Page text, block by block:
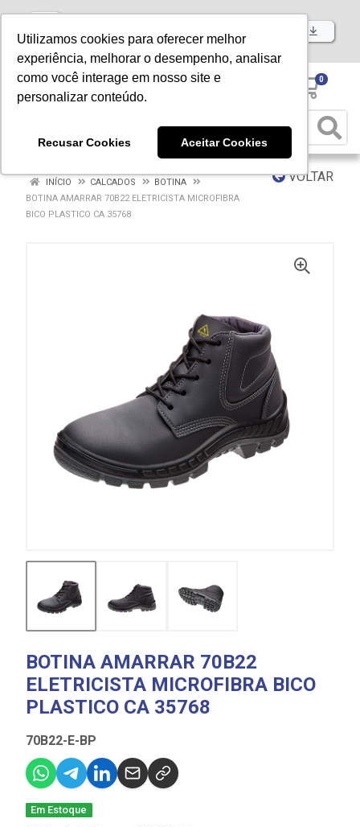
Utilizamos cookies para oferecer melhor
experiência, melhorar o desempenho, analisar
como você interage em nosso site e
personalizar conteúdo.
Recusar Cookies Aceitar Cookies
Baixe já nosso APP
0
VOLTAR
INÍCIO CALCADOS
BOTINA
BOTINA AMARRAR 70B22 ELETRICISTA MICROFIBRA
BICO PLASTICO CA 35768
BOTINA AMARRAR 70B22
ELETRICISTA MICROFIBRA BICO
PLASTICO CA 35768
70B22-E-BP
Em Estoque